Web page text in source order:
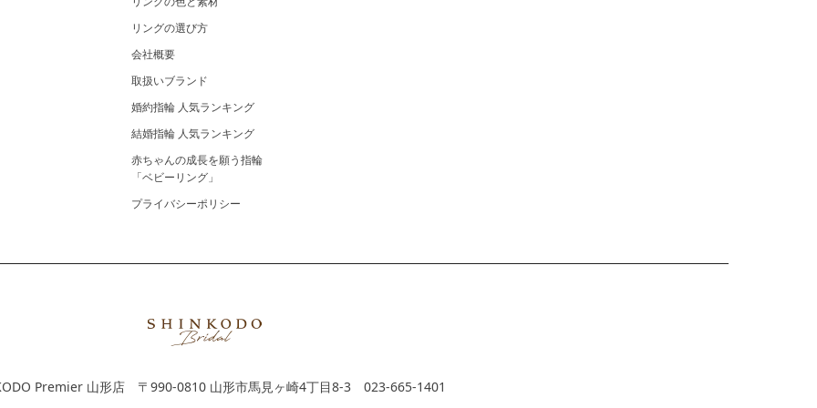
リングの選び方
会社概要
取扱いブランド
婚約指輪 人気ランキング
結婚指輪 人気ランキング
赤ちゃんの成長を願う指輪
「ベビーリング」
プライバシーポリシー
Premier 山形店 〒990-0810 山形市馬見ヶ崎4丁目8-3 023-665-1401